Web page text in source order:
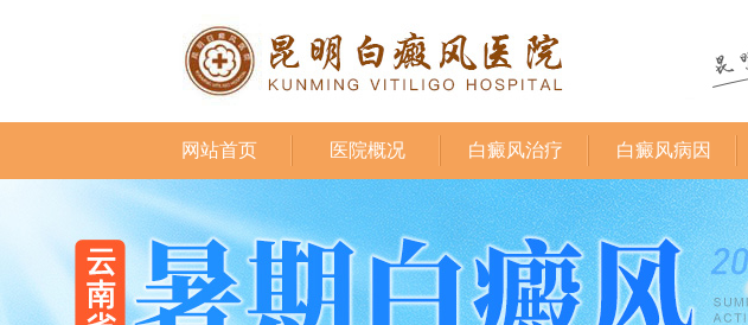
网站首页 医院概况 白癜风治疗 白癜风病因